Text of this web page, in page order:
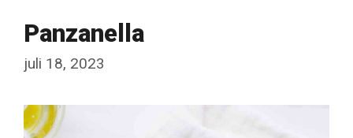
Panzanella
juli 18, 2023